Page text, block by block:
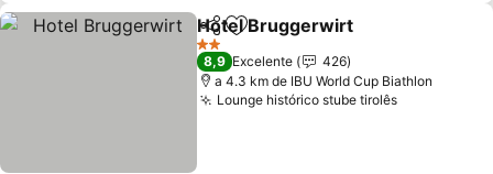
PartilharAdicionar aos favoritos
Hotel Bruggerwirt
2 Estrelas
8,9 Excelente
426
a 4.3 km de IBU World Cup Biathlon
Lounge histórico stube tirolês